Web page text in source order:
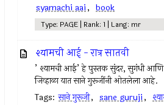
syamachi aai, book
Type: PAGE | Rank: 1 | Lang: mr
श्यामची आई - रात्र सातवी
’ श्यामची आई’ हे पुस्तक सुंदर, सुगंधी
जिव्हाळा यात साने गुरूजींनी ओतलेला आहे.
Tags: साने गुरूजी, sane guruji,